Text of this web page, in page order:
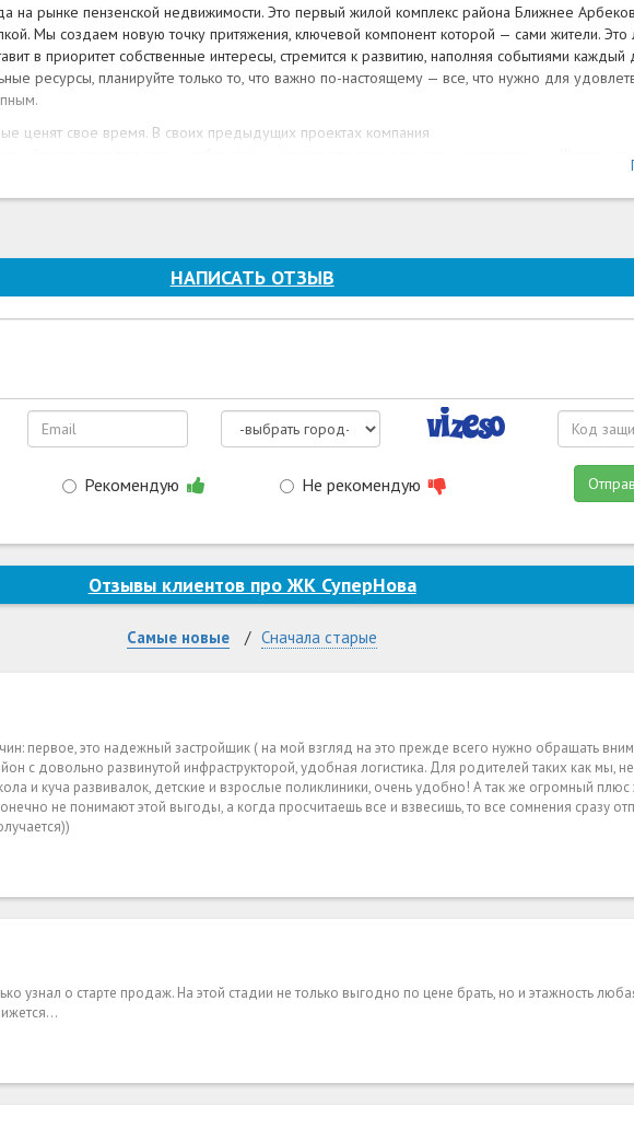
на рынке пензенской недвижимости. Это первый жилой комплекс района Ближнее
Мы создаем новую точку притяжения, ключевой компонент которой — сами жители.
в приоритет собственные интересы, стремится к развитию, наполняя событиями каждый
ресурсы, планируйте только то, что важно по-настоящему — все, что нужно для
ценят свое время. В своих предыдущих проектах компания
отвезти детей в школу или обеспечить себе отдых.
Ближнее Арбеково в этом смысле уникален и самодостаточен. Здесь находится самый
спортивные товары и строительные материалы, детские учебные заведения и
Каждое ваше желание может быть исполнено «сейчас», а не «потом». Время — больше не
НАПИСАТЬ ОТЗЫВ
Рекомендую Не рекомендую
Отзывы клиентов про ЖК СуперНова
Самые новые Сначала старые
первое, это надежный застройщик ( на мой взгляд на это прежде всего нужно обращать
с довольно развинутой инфраструкторой, удобная логистика. Для родителей таких как мы,
и куча развивалок, детские и взрослые поликлиники, очень удобно! А так же огромный плюс
не понимают этой выгоды, а когда просчитаешь все и взвесишь, то все сомнения сразу
узнал о старте продаж. На этой стадии не только выгодно по цене брать, но и этажность